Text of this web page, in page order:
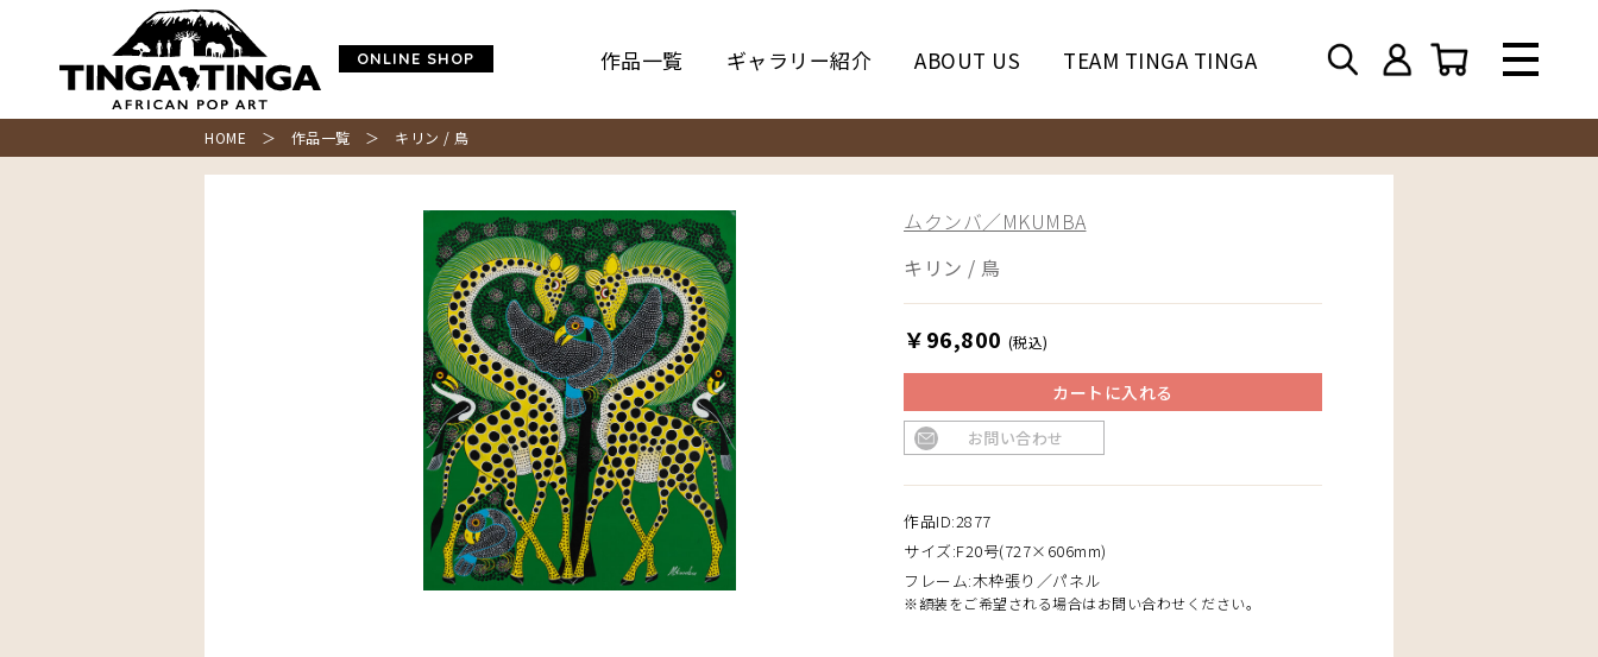
ONLINE SHOP 作品一覧 ギャラリー紹介 ABOUT US TEAM TINGA TINGA
HOME ＞ 作品一覧 ＞ キリン / 鳥
ムクンバ／MKUMBA
キリン / 鳥
￥96,800 (税込)
カートに入れる
お問い合わせ
作品ID:2877
サイズ:F20号(727×606mm)
フレーム:木枠張り／パネル
※額装をご希望される場合はお問い合わせください。